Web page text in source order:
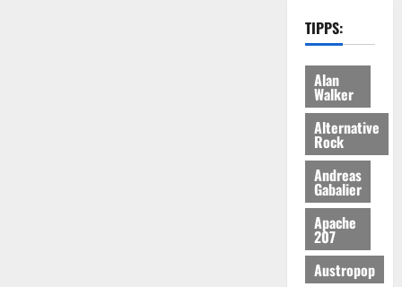
TIPPS:
Alan
Walker
Alternative
Rock
Andreas
Gabalier
Apache
207
Austropop